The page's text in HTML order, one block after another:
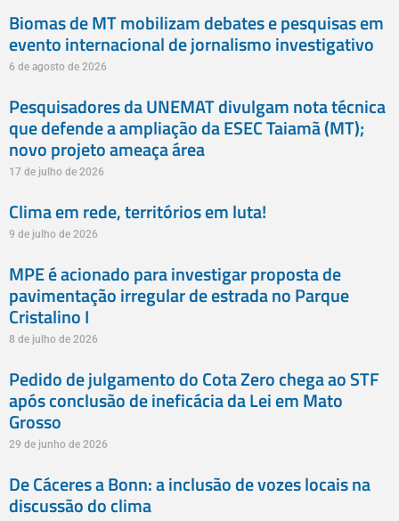
Biomas de MT mobilizam debates e pesquisas em
evento internacional de jornalismo investigativo
6 de agosto de 2026
Pesquisadores da UNEMAT divulgam nota técnica
que defende a ampliação da ESEC Taiamã (MT);
novo projeto ameaça área
17 de julho de 2026
Clima em rede, territórios em luta!
9 de julho de 2026
MPE é acionado para investigar proposta de
pavimentação irregular de estrada no Parque
Cristalino I
8 de julho de 2026
Pedido de julgamento do Cota Zero chega ao STF
após conclusão de ineficácia da Lei em Mato
Grosso
29 de junho de 2026
De Cáceres a Bonn: a inclusão de vozes locais na
discussão do clima